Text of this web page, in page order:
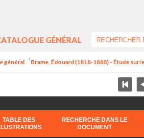
GÉNÉRAL
général Brame, Édouard (1818-1888) - Étude sur
TABLE DES
RECHERCHE DANS LE
DOCUMENT